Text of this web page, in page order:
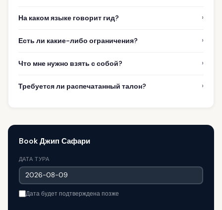
На каком языке говорит гид? ›
Есть ли какие-либо ограничения? ›
Что мне нужно взять с собой? ›
Требуется ли распечатанный талон? ›
Book Джип Сафари
ДАТА ТУРА
Дата будет подтверждена позже